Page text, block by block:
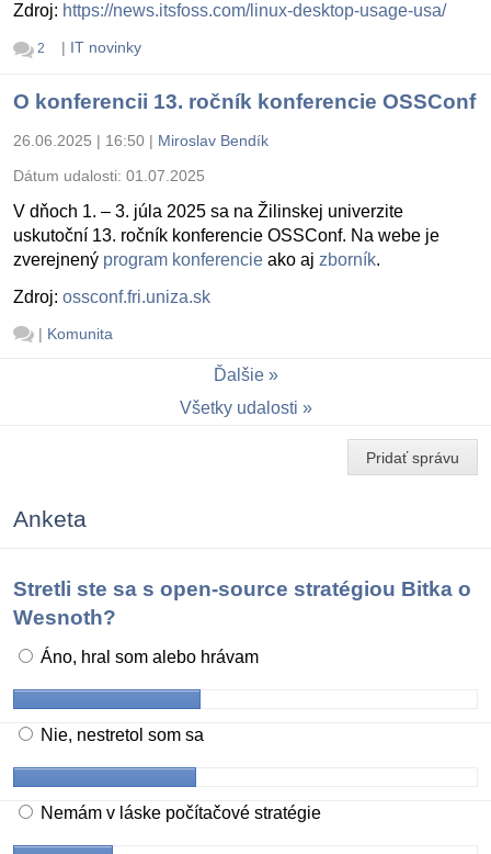
Zdroj: https://news.itsfoss.com/linux-desktop-usage-usa/
2 | IT novinky
O konferencii 13. ročník konferencie OSSConf
26.06.2025 | 16:50 | Miroslav Bendík
Dátum udalosti: 01.07.2025
V dňoch 1. – 3. júla 2025 sa na Žilinskej univerzite
uskutoční 13. ročník konferencie OSSConf. Na webe je
zverejnený program konferencie ako aj zborník.
Zdroj: ossconf.fri.uniza.sk
| Komunita
Ďalšie
Všetky udalosti
Pridať správu
Anketa
Stretli ste sa s open-source stratégiou Bitka o
Wesnoth?
Áno, hral som alebo hrávam
Nie, nestretol som sa
Nemám v láske počítačové stratégie